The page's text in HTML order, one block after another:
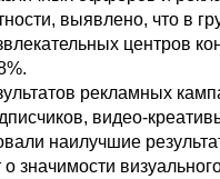
выявлено, что в
центров
рекламных
видео-
наилучшие
о значимости